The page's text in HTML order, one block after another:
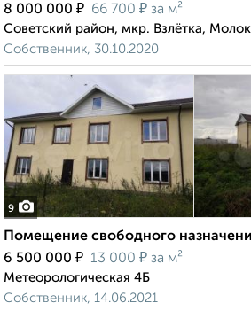
8 000 000 ₽ 66 700 ₽ за м²
Советский район, мкр. Взлётка,
Собственник, 30.10.2020
9
Помещение свободного
6 500 000 ₽ 13 000 ₽ за м²
Метеорологическая 4Б
Собственник, 14.06.2021